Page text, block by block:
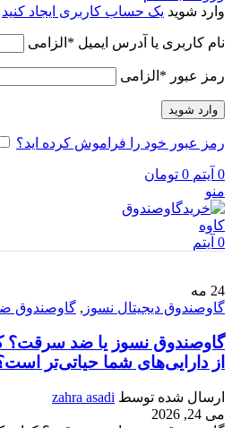
وارد شوید یک حساب کاربری ایجاد کنید
نام کاربری یا آدرس ایمیل * الزامی
رمز عبور * الزامی
وارد شوید
رمز عبور خود را فراموش کرده اید؟
0 آیتم 0 تومان
منو
0 آیتم
24 مه
گاوصندوق دیجیتال نسوز , گاوصندوق
گاوصندوق نسوز یا ضد سرقت؟
از دارایی‌های شما حیاتی‌تر
ارسال شده توسط zahra asadi
می 24, 2026